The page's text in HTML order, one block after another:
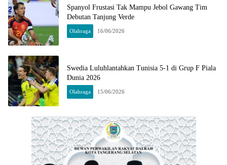
Spanyol Frustasi Tak Mampu Jebol Gawang Tim
Debutan Tanjung Verde
Olahraga 16/06/2026
Swedia Luluhlantahkan Tunisia 5-1 di Grup F Piala
Dunia 2026
Olahraga 15/06/2026